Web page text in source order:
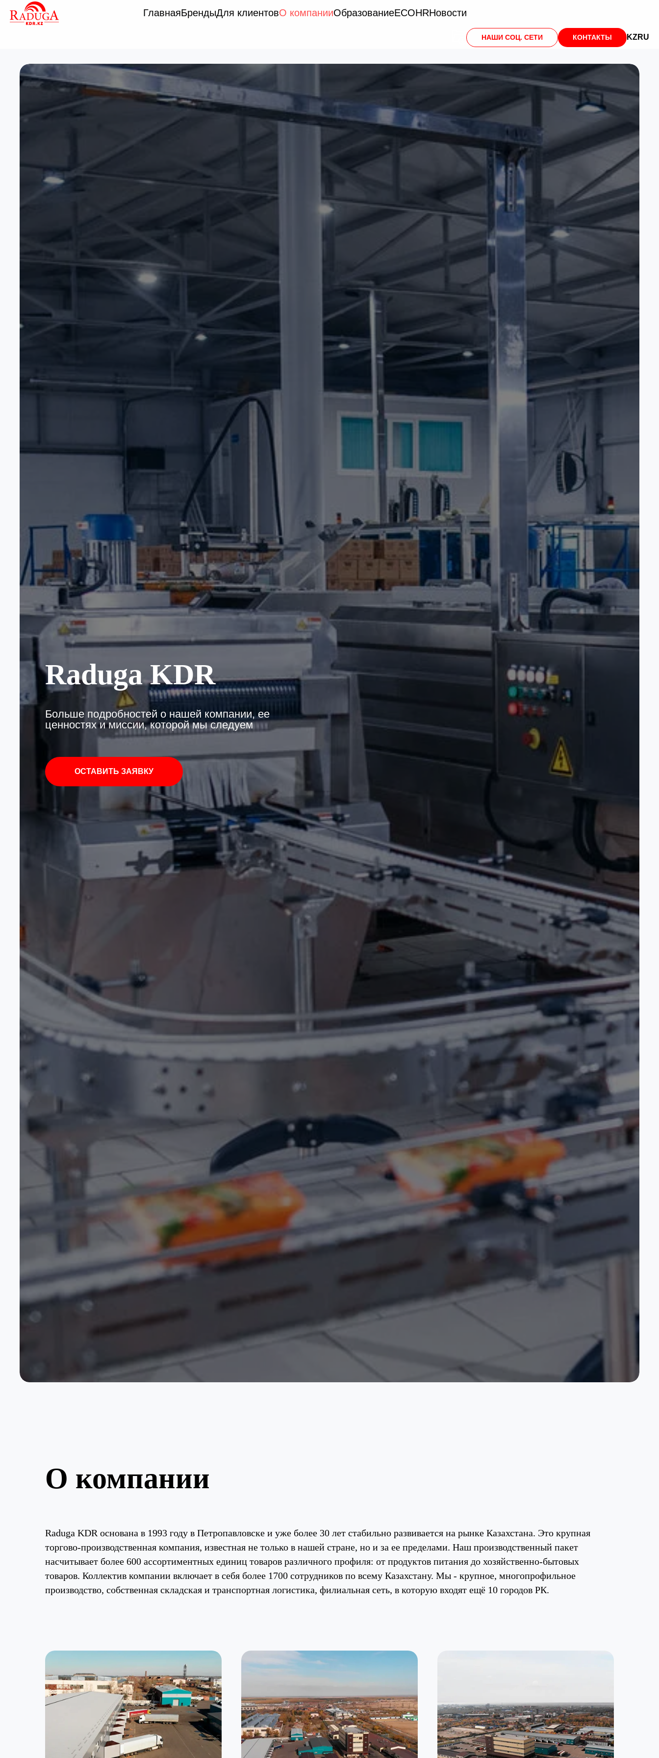
ГлавнаяБрендыДля клиентовО компанииОбразованиеECOHRНовости
НАШИ СОЦ. СЕТИ КОНТАКТЫ KZRU
Raduga KDR
Больше подробностей о нашей компании, ее
ценностях и миссии, которой мы следуем
ОСТАВИТЬ ЗАЯВКУ
О компании
Raduga KDR основана в 1993 году в Петропавловске и уже более 30 лет стабильно развивается на рынке Казахстана. Это крупная
торгово-производственная компания, известная не только в нашей стране, но и за ее пределами. Наш производственный пакет
насчитывает более 600 ассортиментных единиц товаров различного профиля: от продуктов питания до хозяйственно-бытовых
товаров. Коллектив компании включает в себя более 1700 сотрудников по всему Казахстану. Мы - крупное, многопрофильное
производство, собственная складская и транспортная логистика, филиальная сеть, в которую входят ещё 10 городов РК.